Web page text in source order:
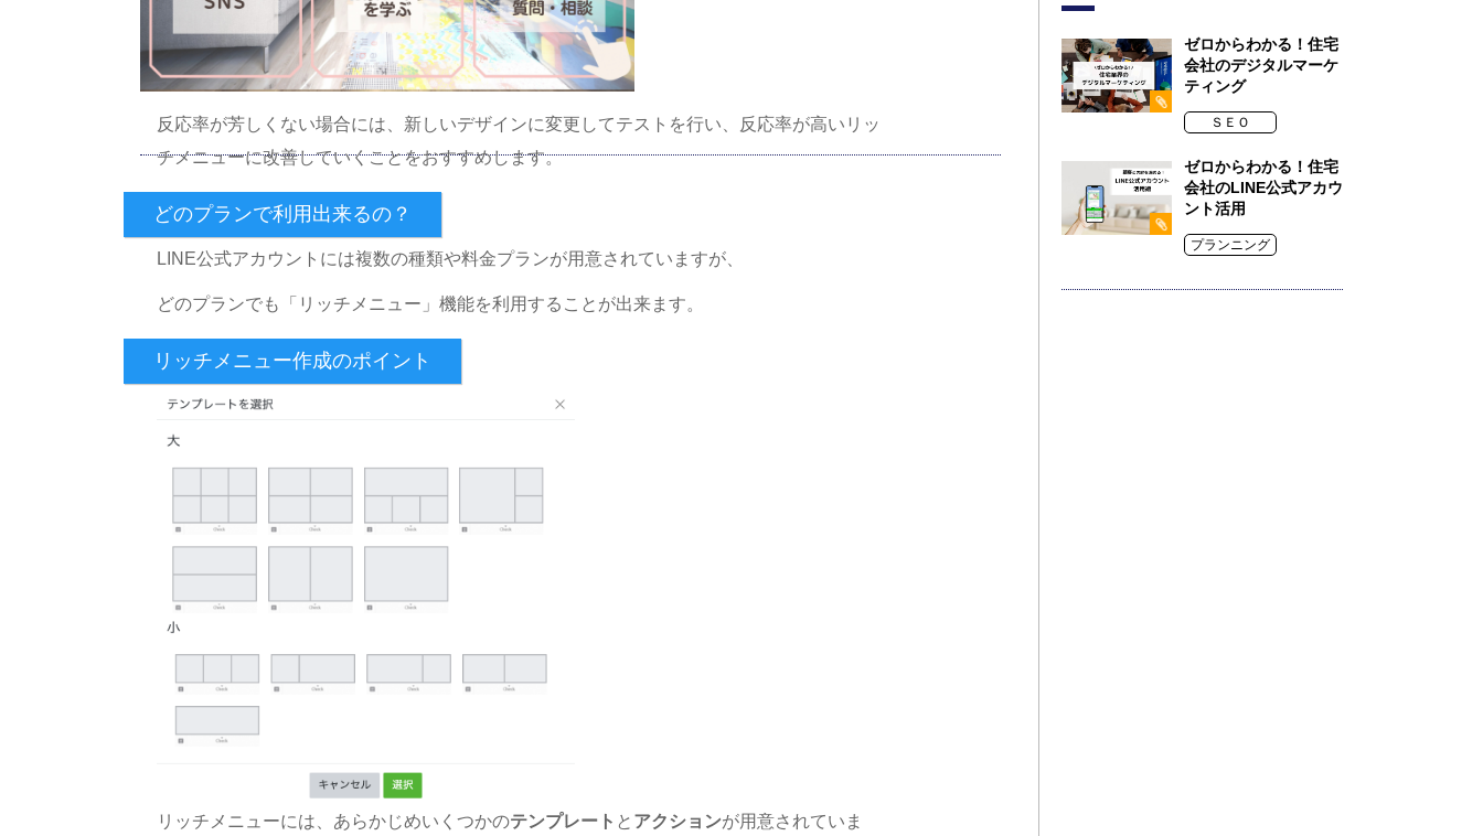
反応率が芳しくない場合には、新しいデザインに変更してテストを行い、反応率が高いリッ
チメニューに改善していくことをおすすめします。
どのプランで利用出来るの？
LINE公式アカウントには複数の種類や料金プランが用意されていますが、
どのプランでも「リッチメニュー」機能を利用することが出来ます。
リッチメニュー作成のポイント
リッチメニューには、あらかじめいくつかのテンプレート と アクションが用意されていま
ゼロからわかる！住宅
会社のデジタルマーケ
ティング
ＳＥＯ
ゼロからわかる！住宅
会社のLINE公式アカウ
ント活用
プランニング